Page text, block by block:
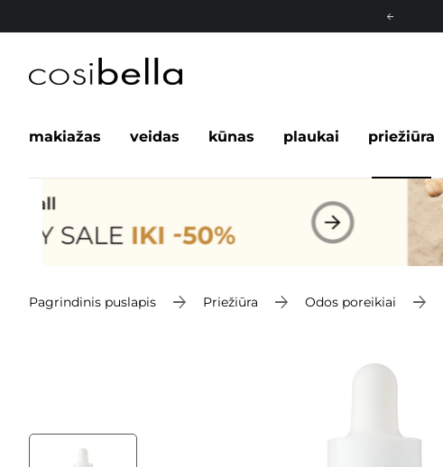
makiažas veidas kūnas plaukai priežiūra
Pagrindinis puslapis Priežiūra Odos poreikiai